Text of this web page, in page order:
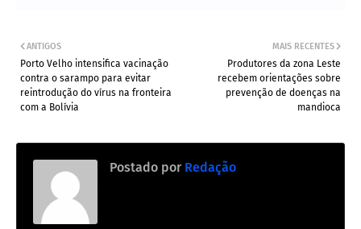
MAIS RECENTES
Produtores da zona Leste
recebem orientações sobre
prevenção de doenças na
mandioca
ANTIGOS
Porto Velho intensifica vacinação
contra o sarampo para evitar
reintrodução do vírus na fronteira
com a Bolívia
Postado por Redação